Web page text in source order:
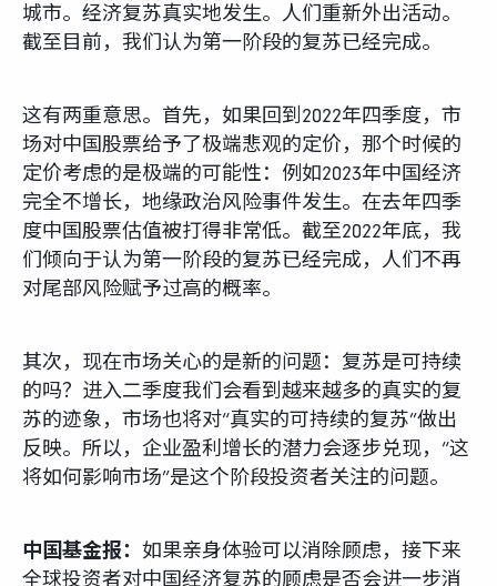
城市。经济复苏真实地发生。人们重新外出活动。
截至目前，我们认为第一阶段的复苏已经完成。
这有两重意思。首先，如果回到2022年四季度，市
场对中国股票给予了极端悲观的定价，那个时候的
定价考虑的是极端的可能性：例如2023年中国经济
完全不增长，地缘政治风险事件发生。在去年四季
度中国股票估值被打得非常低。截至2022年底，我
们倾向于认为第一阶段的复苏已经完成，人们不再
对尾部风险赋予过高的概率。
其次，现在市场关心的是新的问题：复苏是可持续
的吗？进入二季度我们会看到越来越多的真实的复
苏的迹象，市场也将对“真实的可持续的复苏”做出
反映。所以，企业盈利增长的潜力会逐步兑现，“这
将如何影响市场”是这个阶段投资者关注的问题。
中国基金报： 如果亲身体验可以消除顾虑，接下来
全球投资者对中国经济复苏的顾虑是否会进一步消